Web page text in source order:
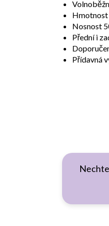
Hmotnost
Nosnost
Přední i
Přídavná